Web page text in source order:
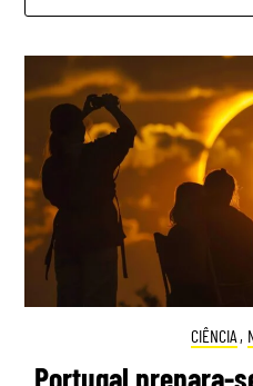
CIÊNCIA ,